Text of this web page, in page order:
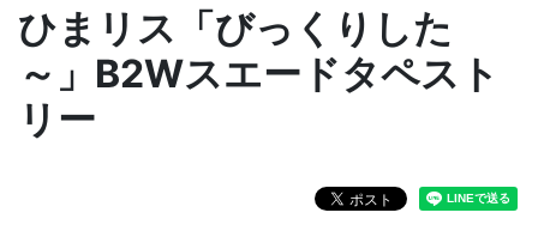
ひまリス「びっくりした
～」B2Wスエードタペスト
リー